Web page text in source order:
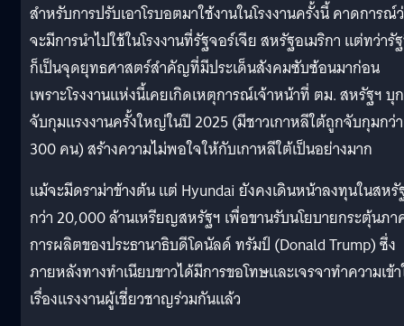
สำหรับการปรับเอาโรบอตมาใช้งานในโรงงานครั้งนี้ คาดการณ์
จะมีการนำไปใช้ในโรงงานที่รัฐจอร์เจีย สหรัฐอเมริกา แต่ทว่ารั
ก็เป็นจุดยุทธศาสตร์สำคัญที่มีประเด็นสังคมซับซ้อนมาก่อน
เพราะโรงงานแห่งนี้เคยเกิดเหตุการณ์เจ้าหน้าที่ ตม. สหรัฐฯ บุก
จับกุมแรงงานครั้งใหญ่ในปี 2025 (มีชาวเกาหลีใต้ถูกจับกุมกว่า
300 คน) สร้างความไม่พอใจให้กับเกาหลีใต้เป็นอย่างมาก
แม้จะมีดราม่าข้างต้น แต่ Hyundai ยังคงเดินหน้าลงทุนในสหรั
กว่า 20,000 ล้านเหรียญสหรัฐฯ เพื่อขานรับนโยบายกระตุ้นภา
การผลิตของประธานาธิบดีโดนัลด์ ทรัมป์ (Donald Trump) ซึ่ง
ภายหลังทางทำเนียบขาวได้มีการขอโทษและเจรจาทำความเข้
เรื่องแรงงานผู้เชี่ยวชาญร่วมกันแล้ว